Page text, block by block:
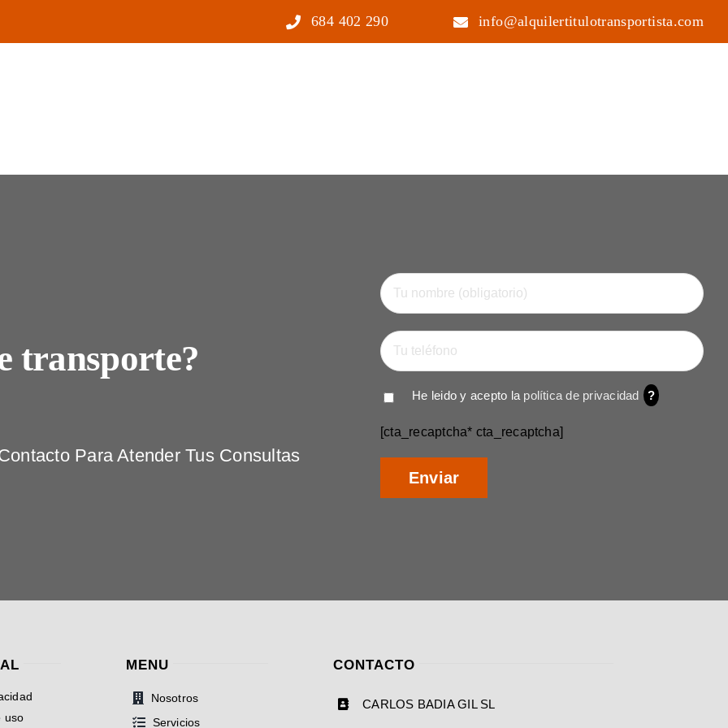
684 402 290 info@alquilertitulotransportista.com
transporte?
Para Atender Tus Consultas
He leido y acepto la política de privacidad ?
[cta_recaptcha* cta_recaptcha]
uso
MENU
Nosotros
Servicios
CONTACTO
CARLOS BADIA GIL SL